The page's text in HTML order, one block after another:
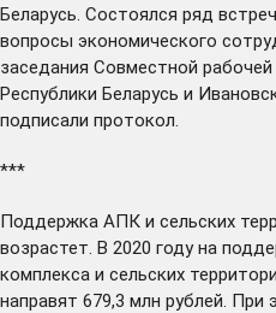
Беларусь. Состоялся ряд
вопросы экономического
заседания Совместной
Республики Беларусь и
подписали протокол.
***
Поддержка АПК и сельских
возрастет . В 2020 году на
комплекса и сельских
направят 679,3 млн рублей. При